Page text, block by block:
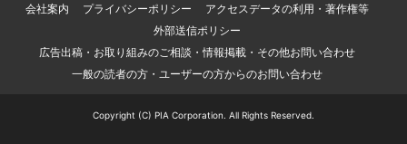
会社案内
プライバシーポリシー
アクセスデータの利用・著作権等
外部送信ポリシー
広告出稿・お取り組みのご相談・情報掲載・その他お問い合わせ
一般の読者の方・ユーザーの方からのお問い合わせ
Copyright (C) PIA Corporation. All Rights Reserved.